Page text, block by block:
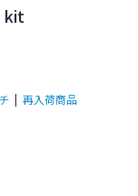
kit
| 再入荷商品